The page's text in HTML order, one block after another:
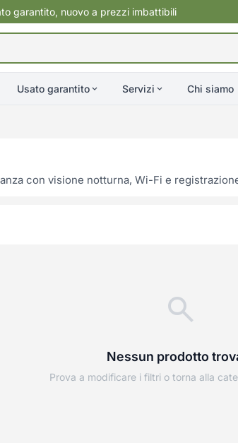
garantito, nuovo a prezzi imbattibili
Usato garantito Servizi Chi siamo
con visione notturna, Wi-Fi e
Nessun prodotto
Prova a modificare i filtri o torna alla